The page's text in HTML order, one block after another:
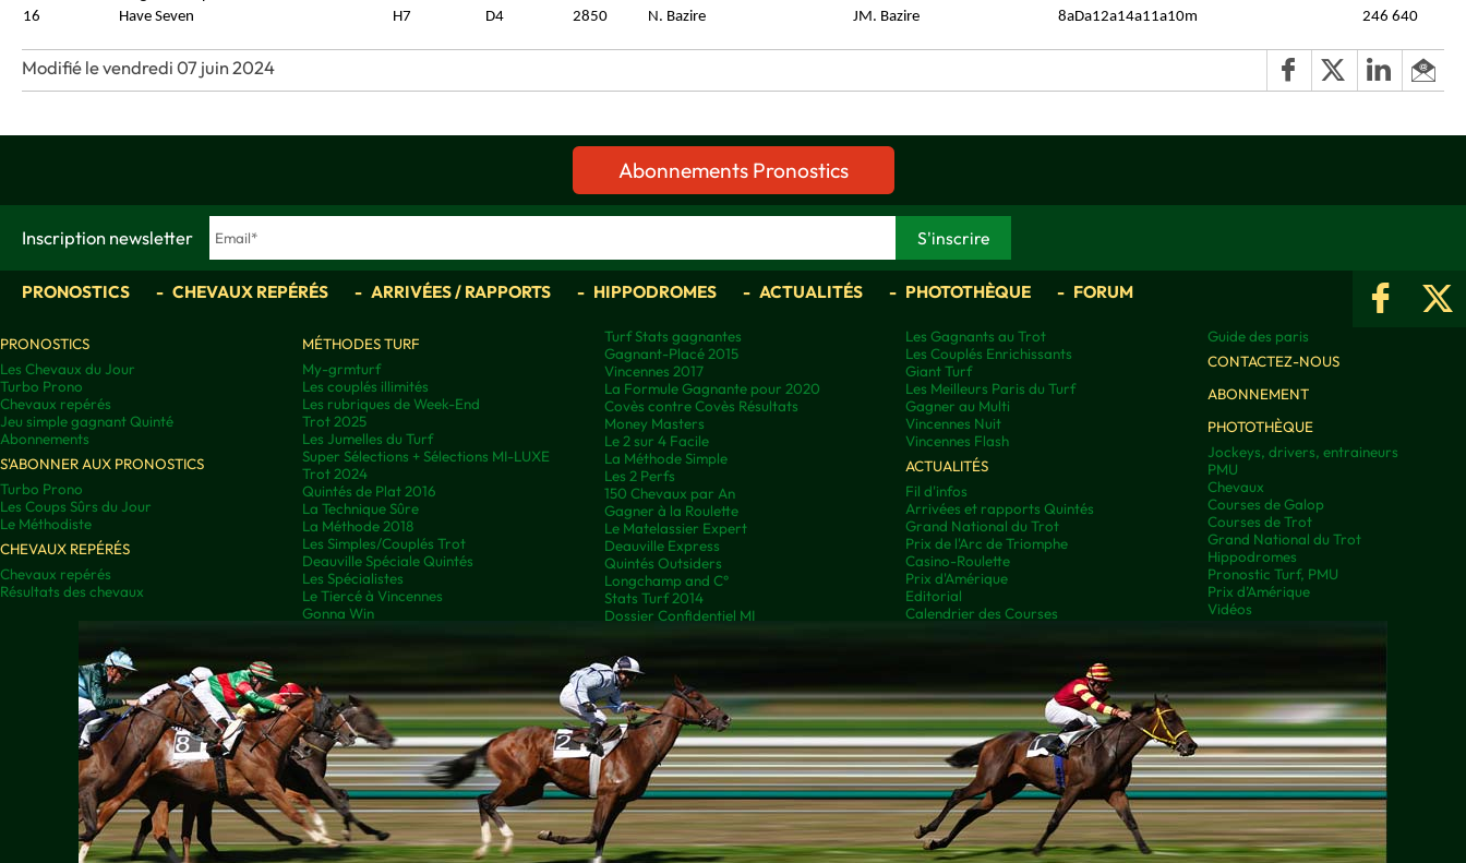
16
Have Seven H7 D4 2850 N. Bazire JM. Bazire 8aDa12a14a11a10m 246 640
Modifié le vendredi 07 juin 2024
Abonnements Pronostics
Inscription newsletter
PRONOSTICS CHEVAUX REPÉRÉS ARRIVÉES / RAPPORTS HIPPODROMES ACTUALITÉS PHOTOTHÈQUE FORUM
PRONOSTICS
Les Chevaux du Jour
Turbo Prono
Chevaux repérés
Jeu simple gagnant Quinté
Abonnements
S'ABONNER AUX PRONOSTICS
Turbo Prono
Les Coups Sûrs du Jour
Le Méthodiste
CHEVAUX REPÉRÉS
Chevaux repérés
Résultats des chevaux
MÉTHODES TURF
My-grmturf
Les couplés illimités
Les rubriques de Week-End
Trot 2025
Les Jumelles du Turf
Super Sélections + Sélections MI-LUXE
Trot 2024
Quintés de Plat 2016
La Technique Sûre
La Méthode 2018
Les Simples/Couplés Trot
Deauville Spéciale Quintés
Les Spécialistes
Le Tiercé à Vincennes
Gonna Win
Turf Stats gagnantes
Gagnant-Placé 2015
Vincennes 2017
La Formule Gagnante pour 2020
Covès contre Covès Résultats
Money Masters
Le 2 sur 4 Facile
La Méthode Simple
Les 2 Perfs
150 Chevaux par An
Gagner à la Roulette
Le Matelassier Expert
Deauville Express
Quintés Outsiders
Longchamp and C°
Stats Turf 2014
Dossier Confidentiel MI
Les Gagnants au Trot
Les Couplés Enrichissants
Giant Turf
Les Meilleurs Paris du Turf
Gagner au Multi
Vincennes Nuit
Vincennes Flash
ACTUALITÉS
Fil d'infos
Arrivées et rapports Quintés
Grand National du Trot
Prix de l'Arc de Triomphe
Casino-Roulette
Prix d'Amérique
Editorial
Calendrier des Courses
Guide des paris
CONTACTEZ-NOUS
ABONNEMENT
PHOTOTHÈQUE
Jockeys, drivers, entraineurs
PMU
Chevaux
Courses de Galop
Courses de Trot
Grand National du Trot
Hippodromes
Pronostic Turf, PMU
Prix d’Amérique
Vidéos